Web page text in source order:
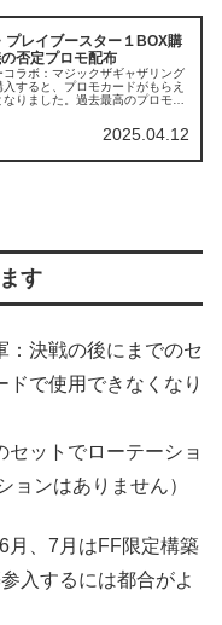
プレイブースター１BOX購
否定プロモ配布
ラボ：マジックザギャザリング
すると、プロモカードがもらえ
りました。過去最高のプロモカ
2025.04.12
す
：決戦の後にまでのセ
で使用できなくなり
セットでローテーショ
ョンはありません）
月、7月はFF限定構築
入するには都合がよ